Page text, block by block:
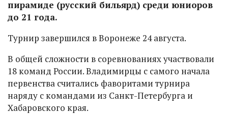
пирамиде (русский бильярд) среди юниоров
до 21 года.
Турнир завершился в Воронеже 24 августа.
В общей сложности в соревнованиях участвовали
18 команд России. Владимирцы с самого начала
первенства считались фаворитами турнира
наряду с командами из Санкт-Петербурга и
Хабаровского края.